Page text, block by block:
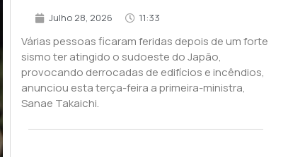
Julho 28, 2026 11:33
Várias pessoas ficaram feridas depois de um forte
sismo ter atingido o sudoeste do Japão,
provocando derrocadas de edifícios e incêndios,
anunciou esta terça-feira a primeira-ministra,
Sanae Takaichi.